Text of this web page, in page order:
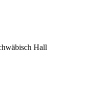
Hall